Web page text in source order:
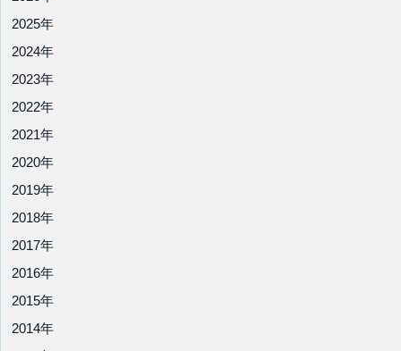
2025年
2024年
2023年
2022年
2021年
2020年
2019年
2018年
2017年
2016年
2015年
2014年